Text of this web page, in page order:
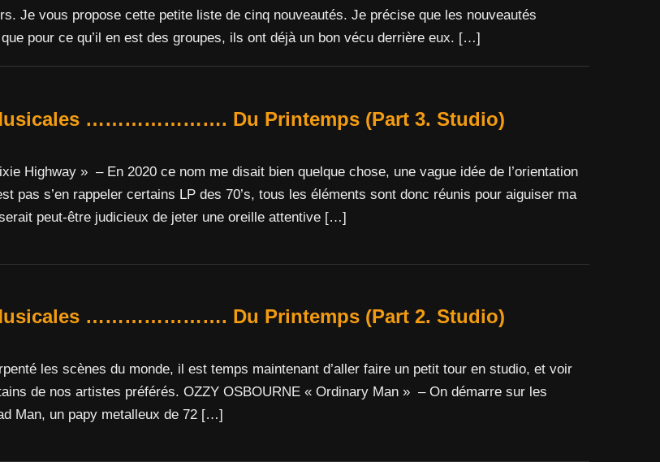
Je vous propose cette petite liste de cinq nouveautés. Je précise que les nouveautés
pour ce qu’il en est des groupes, ils ont déjà un bon vécu derrière eux. […]
…………………. Du Printemps (Part 3. Studio)
» – En 2020 ce nom me disait bien quelque chose, une vague idée de l’orientation
pas s’en rappeler certains LP des 70’s, tous les éléments sont donc réunis pour aiguiser ma
peut-être judicieux de jeter une oreille attentive […]
…………………. Du Printemps (Part 2. Studio)
les scènes du monde, il est temps maintenant d’aller faire un petit tour en studio, et voir
de nos artistes préférés. OZZY OSBOURNE « Ordinary Man » – On démarre sur les
Man, un papy metalleux de 72 […]